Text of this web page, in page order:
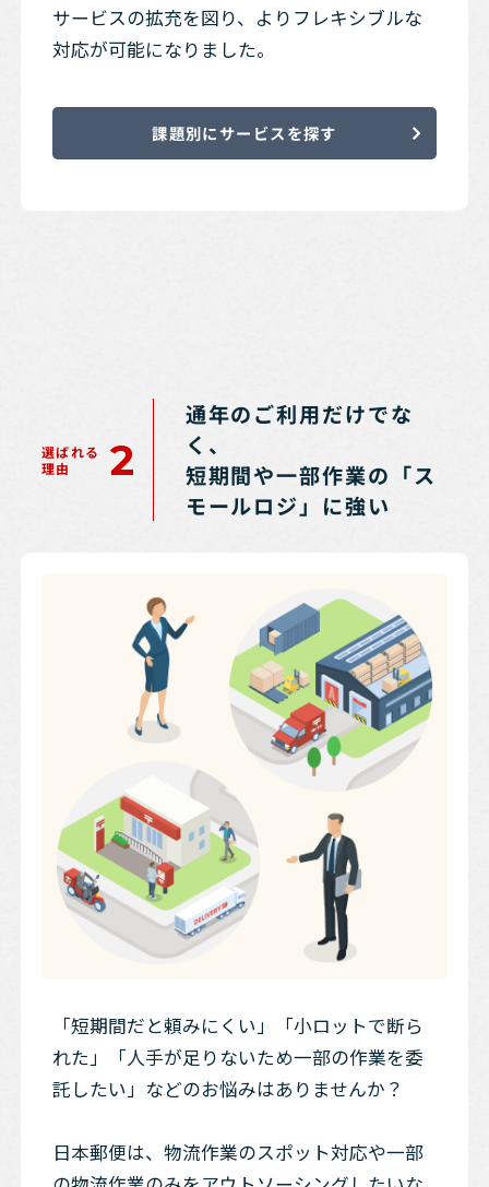
サービスの拡充を図り、よりフレキシブルな
対応が可能になりました。
課題別にサービスを探す
選ばれる
理由
2
通年のご利用だけでな
く、
短期間や一部作業の「ス
モールロジ」に強い
「短期間だと頼みにくい」「小ロットで断ら
れた」「人手が足りないため一部の作業を委
託したい」などのお悩みはありませんか？
日本郵便は、物流作業のスポット対応や一部